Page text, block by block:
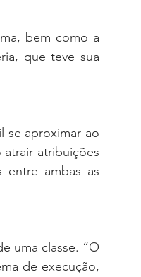
bem como a
que teve sua
se aproximar ao
atribuições
entre ambas as
uma classe. “O
de execução,